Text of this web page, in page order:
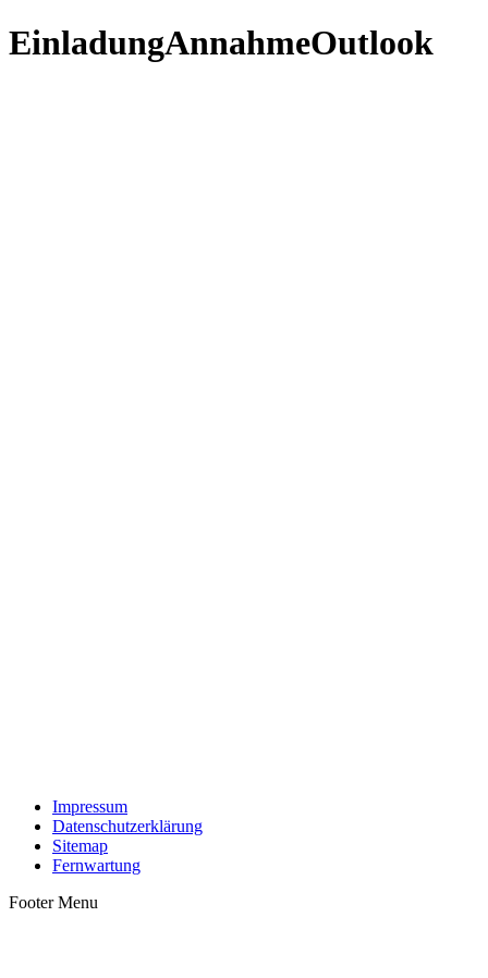
EinladungAnnahmeOutlook
Impressum
Datenschutzerklärung
Sitemap
Fernwartung
Footer Menu